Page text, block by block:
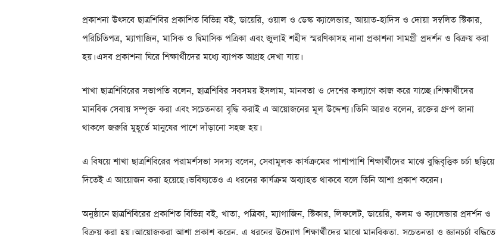
প্রকাশনা উৎসবে ছাত্রশিবির প্রকাশিত বিভিন্ন বই, ডায়েরি, ওয়াল ও ডেস্ক ক্যালেন্ডার, আয়াত-হাদিস ও দোয়া সম্বলিত স্টিকার,
পরিচিতিপত্র, ম্যাগাজিন, মাসিক ও দ্বিমাসিক পত্রিকা এবং জুলাই শহীদ স্মরণিকাসহ নানা প্রকাশনা সামগ্রী প্রদর্শন ও বিক্রয় করা
হয়। এসব প্রকাশনা ঘিরে শিক্ষার্থীদের মধ্যে ব্যাপক আগ্রহ দেখা যায়।
শাখা ছাত্রশিবিরের সভাপতি বলেন, ছাত্রশিবির সবসময় ইসলাম, মানবতা ও দেশের কল্যাণে কাজ করে যাচ্ছে। শিক্ষার্থীদের
মানবিক সেবায় সম্পৃক্ত করা এবং সচেতনতা বৃদ্ধি করাই এ আয়োজনের মূল উদ্দেশ্য। তিনি আরও বলেন, রক্তের গ্রুপ জানা
থাকলে জরুরি মুহূর্তে মানুষের পাশে দাঁড়ানো সহজ হয়।
এ বিষয়ে শাখা ছাত্রশিবিরের পরামর্শসভা সদস্য বলেন, সেবামূলক কার্যক্রমের পাশাপাশি শিক্ষার্থীদের মাঝে বুদ্ধিবৃত্তিক চর্চা ছড়িয়ে
দিতেই এ আয়োজন করা হয়েছে। ভবিষ্যতেও এ ধরনের কার্যক্রম অব্যাহত থাকবে বলে তিনি আশা প্রকাশ করেন।
অনুষ্ঠানে ছাত্রশিবিরের প্রকাশিত বিভিন্ন বই, খাতা, পত্রিকা, ম্যাগাজিন, স্টিকার, লিফলেট, ডায়েরি, কলম ও ক্যালেন্ডার প্রদর্শন ও
বিক্রয় করা হয়। আয়োজকরা আশা প্রকাশ করেন, এ ধরনের উদ্যোগ শিক্ষার্থীদের মাঝে মানবিকতা, সচেতনতা ও জ্ঞানচর্চা বৃদ্ধিতে